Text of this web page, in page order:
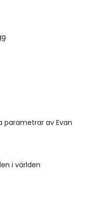
parametrar av Evan
i världen